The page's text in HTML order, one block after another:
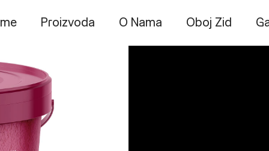
Proizvoda O Nama Oboj Zid